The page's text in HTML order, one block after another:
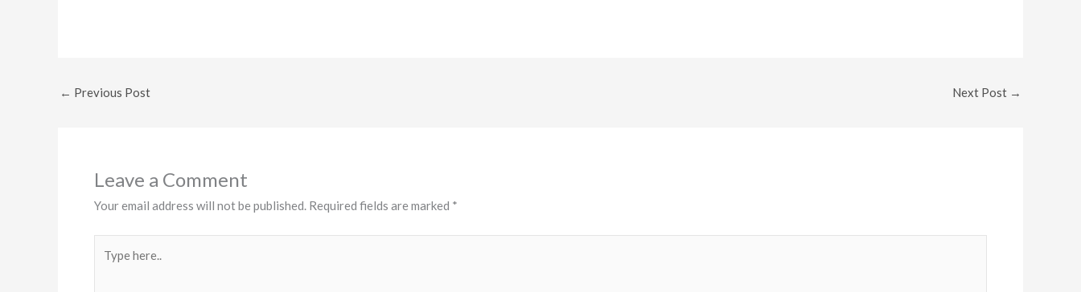
← Previous Post Next Post →
Leave a Comment
Your email address will not be published. Required fields are marked *
here..